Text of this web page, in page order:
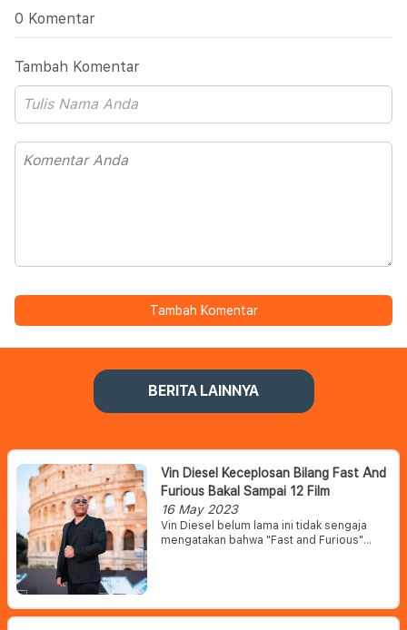
0 Komentar
Tambah Komentar
Tambah Komentar
BERITA LAINNYA
Vin Diesel Keceplosan Bilang Fast And
Furious Bakal Sampai 12 Film
16 May 2023
Vin Diesel belum lama ini tidak sengaja
mengatakan bahwa "Fast and Furious"